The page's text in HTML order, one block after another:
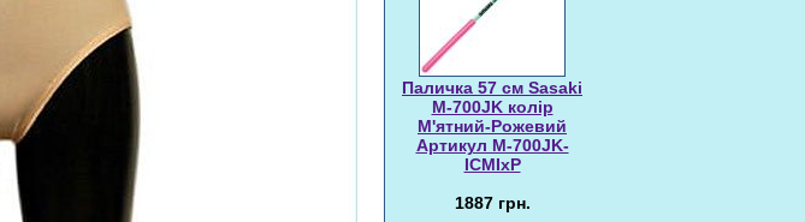
Паличка 57 см Sasaki
M-700JK колір
М'ятний-Рожевий
Артикул M-700JK-
ICMIxP
1887 грн.